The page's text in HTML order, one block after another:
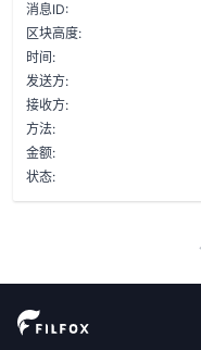
消息ID:
区块高度:
时间:
发送方:
接收方:
方法:
金额:
状态: